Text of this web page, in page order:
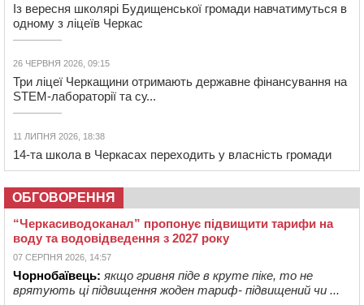
Із вересня школярі Будищенської громади навчатимуться в
одному з ліцеїв Черкас
26 ЧЕРВНЯ 2026, 09:15
Три ліцеї Черкащини отримають державне фінансування на
STEM-лабораторії та су...
11 ЛИПНЯ 2026, 18:38
14-та школа в Черкасах переходить у власність громади
ОБГОВОРЕННЯ
“Черкасиводоканал” пропонує підвищити тарифи на
воду та водовідведення з 2027 року
07 СЕРПНЯ 2026, 14:57
Чорнобаївець: якщо гривня піде в круте піке, то не
врятують ці підвищення жоден тариф- підвищений чи ...